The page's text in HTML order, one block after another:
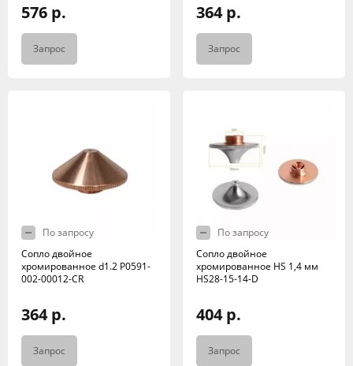
576 р.
Запрос
364 р.
Запрос
По запросу
Сопло двойное
хромированное d1.2 P0591-
002-00012-CR
364 р.
Запрос
По запросу
Сопло двойное
хромированное HS 1,4 мм
HS28-15-14-D
404 р.
Запрос